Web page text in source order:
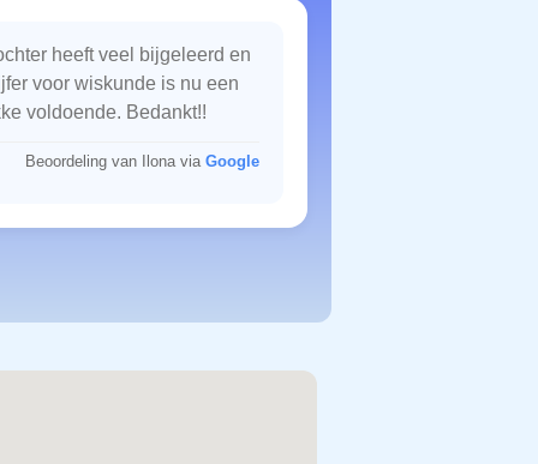
heeft veel bijgeleerd en
voor wiskunde is nu een
voldoende. Bedankt!!
Beoordeling van Ilona via Google